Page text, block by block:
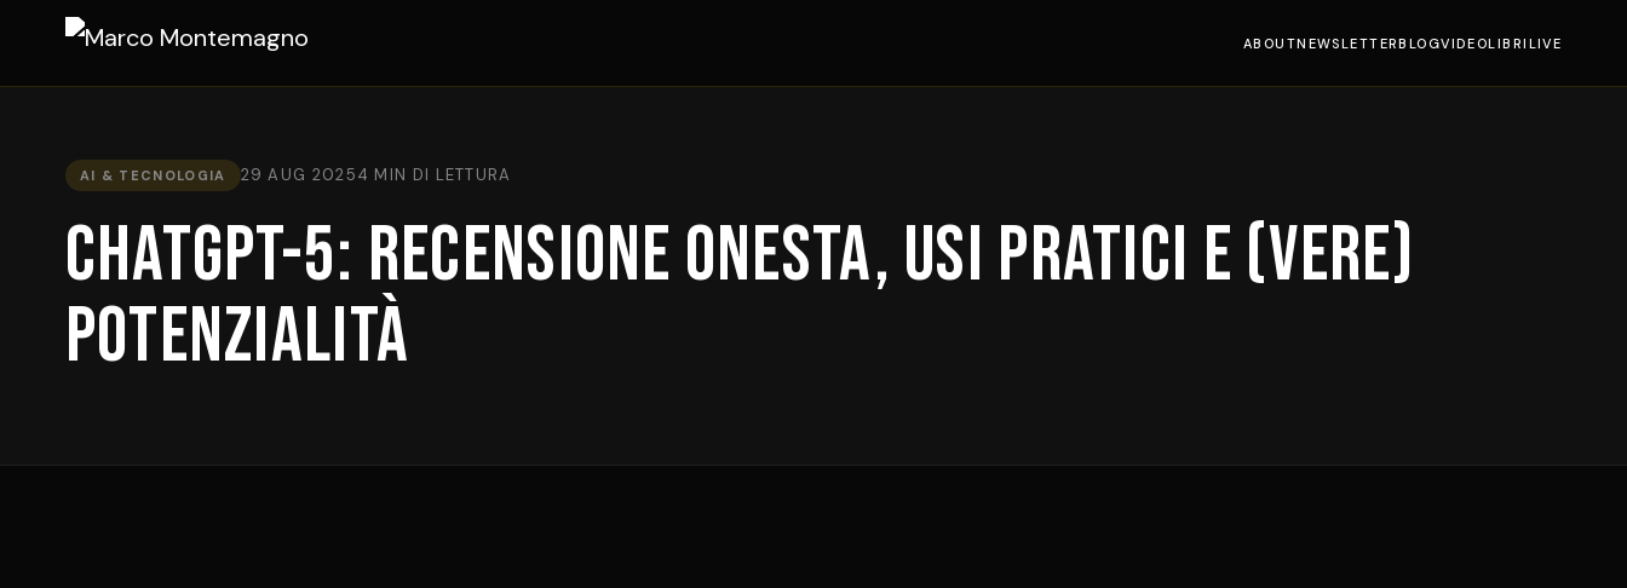
ABOUTNEWSLETTERBLOGVIDEOLIBRI LIVE
AI & TECNOLOGIA 29 AUG 20254 MIN DI LETTURA
ChatGPT-5: recensione onesta, usi pratici e (vere)
potenzialità